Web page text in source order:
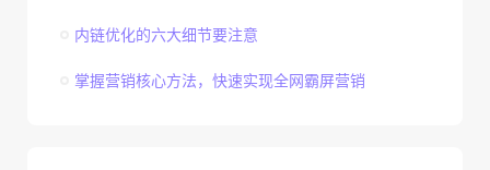
内链优化的六大细节要注意
掌握营销核心方法，快速实现全网霸屏营销